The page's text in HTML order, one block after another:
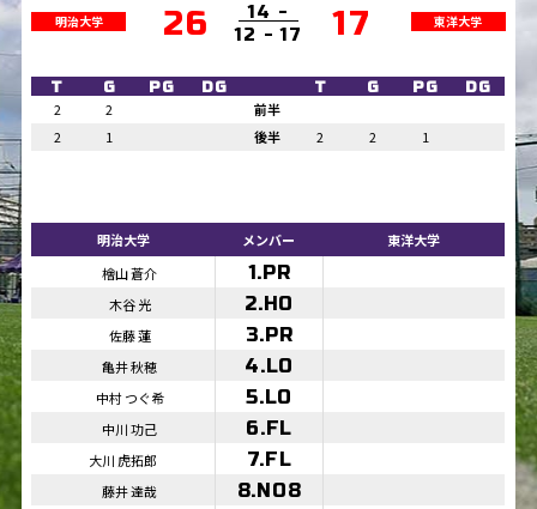
明治大学 26
14 -
12 - 17
17 東洋大学
T G PG DG T G PG
DG
2
2
前半
2
1 後半 2 2 1
明治大学 メンバー
東洋大学
檜山 蒼介
1.PR
木谷 光 2.HO
佐藤 蓮 3.PR
亀井 秋穂 4.LO
中村 つぐ希 5.LO
中川 功己 6.FL
大川 虎拓郎 7.FL
藤井 達哉 8.NO8